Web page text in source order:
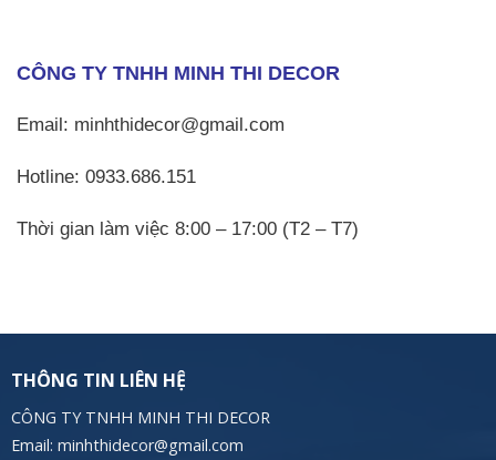
CÔNG TY TNHH MINH THI DECOR
Email: minhthidecor@gmail.com
Hotline: 0933.686.151
Thời gian làm việc 8:00 – 17:00 (T2 – T7)
THÔNG TIN LIÊN HỆ
CÔNG TY TNHH MINH THI DECOR
Email: minhthidecor@gmail.com